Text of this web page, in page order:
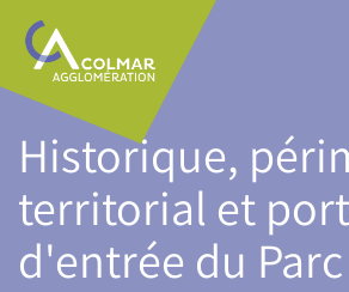
Aller
contenu
principal
Main
navigation
Historique,
territorial et
d'entrée du Parc